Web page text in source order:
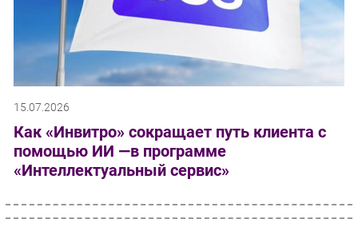
15.07.2026
Как «Инвитро» сокращает путь клиента с
помощью ИИ —в программе
«Интеллектуальный сервис»